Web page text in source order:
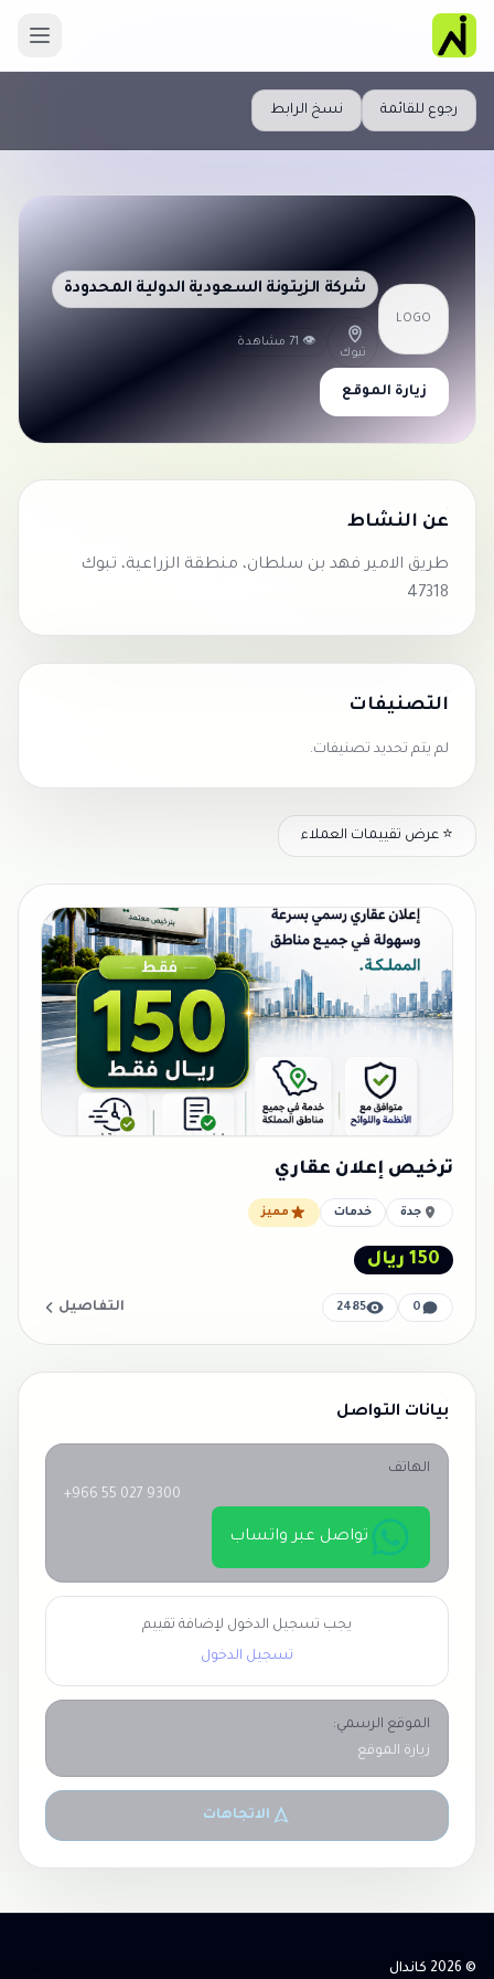
رجوع للقائمة نسخ الرابط
LOGO
شركة الزيتونة السعودية الدولية المحدودة
تبوك
👁 71 مشاهدة
زيارة الموقع
عن النشاط
طريق الامير فهد بن سلطان، منطقة الزراعية، تبوك
47318
التصنيفات
لم يتم تحديد تصنيفات.
⭐ عرض تقييمات العملاء
ترخيص إعلان عقاري
جدة خدمات مميز
150 ريال
0
2485 التفاصيل
بيانات التواصل
الهاتف
+966 55 027 9300
تواصل عبر واتساب
يجب تسجيل الدخول لإضافة تقييم
تسجيل الدخول
الموقع الرسمي:
زيارة الموقع
الاتجاهات
© 2026 كاندال